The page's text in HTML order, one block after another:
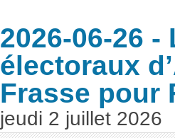
2026-06-26
électoraux
Frasse pour
jeudi 2 juillet 2026